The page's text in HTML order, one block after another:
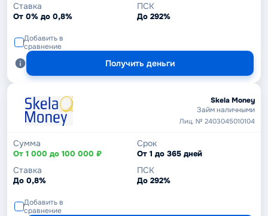
Ставка
От 0% до 0,8%
ПСК
До 292%
Добавить в
сравнение
Получить деньги
Skela Money
Займ наличными
Лиц. № 2403045010104
Сумма
От 1 000 до 100 000 ₽
Срок
От 1 до 365 дней
Ставка
До 0,8%
ПСК
До 292%
Добавить в
сравнение